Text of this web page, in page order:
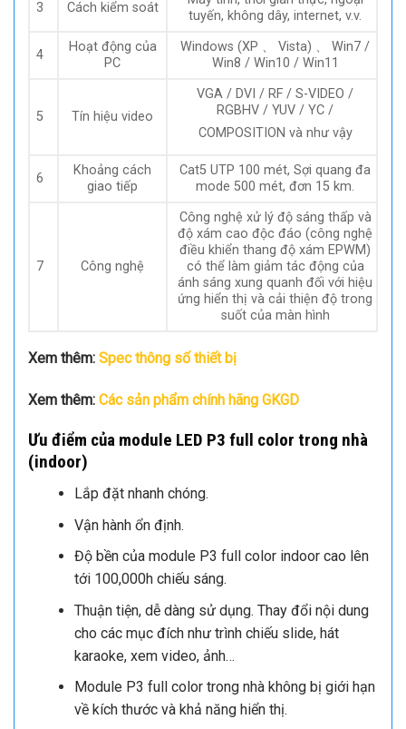
3 Cách kiểm soát
tuyến, không dây, internet, v.v.
4
Hoạt động của
PC
Windows (XP 、 Vista) 、 Win7 /
Win8 / Win10 / Win11
5 Tín hiệu video
VGA / DVI / RF / S-VIDEO /
RGBHV / YUV / YC /
COMPOSITION và như vậy
6
Khoảng cách
giao tiếp
Cat5 UTP 100 mét, Sợi quang đa
mode 500 mét, đơn 15 km.
7 Công nghệ
Công nghệ xử lý độ sáng thấp và
độ xám cao độc đáo (công nghệ
điều khiển thang độ xám EPWM)
có thể làm giảm tác động của
ánh sáng xung quanh đối với hiệu
ứng hiển thị và cải thiện độ trong
suốt của màn hình
Xem thêm: Spec thông số thiết bị
Xem thêm: Các sản phẩm chính hãng GKGD
Ưu điểm của module LED P3 full color trong nhà
(indoor)
Lắp đặt nhanh chóng.
Vận hành ổn định.
Độ bền của module P3 full color indoor cao lên
tới 100,000h chiếu sáng.
Thuận tiện, dễ dàng sử dụng. Thay đổi nội dung
cho các mục đích như trình chiếu slide, hát
karaoke, xem video, ảnh…
Module P3 full color trong nhà không bị giới hạn
về kích thước và khả năng hiển thị.